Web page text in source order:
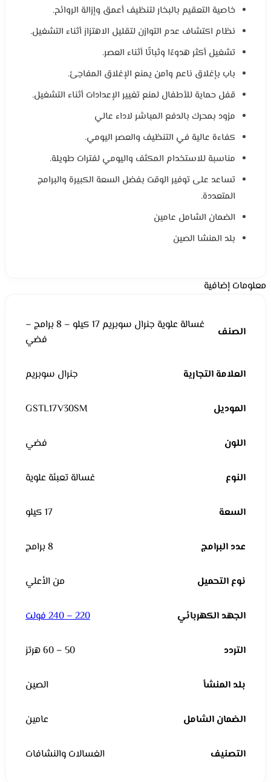
خاصية التعقيم بالبخار لتنظيف أعمق وإزالة الروائح.
نظام اكتشاف عدم التوازن لتقليل الاهتزاز أثناء التشغيل.
تشغيل أكثر هدوءًا وثباتًا أثناء العصر.
باب بإغلاق ناعم وآمن يمنع الإغلاق المفاجئ.
قفل حماية للأطفال لمنع تغيير الإعدادات أثناء التشغيل.
مزود بمحرك بالدفع المباشر لاداء عالي
كفاءة عالية في التنظيف والعصر اليومي.
مناسبة للاستخدام المكثف واليومي لفترات طويلة.
تساعد على توفير الوقت بفضل السعة الكبيرة والبرامج
المتعددة.
الضمان الشامل عامين
بلد المنشا الصين
معلومات إضافية
الصنف
غسالة علوية جنرال سوبريم 17 كيلو – 8 برامج –
فضي
العلامة التجارية جنرال سوبريم
الموديل GSTL17V30SM
اللون فضي
النوع غسالة تعبئة علوية
السعة 17 كيلو
عدد البرامج 8 برامج
نوع التحميل من الأعلي
الجهد الكهربائي 220 – 240 فولت
التردد 50 – 60 هرتز
بلد المنشأ الصين
الضمان الشامل عامين
التصنيف الغسالات والنشافات